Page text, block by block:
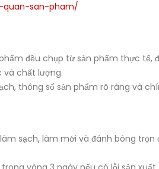
san-pham/
đều chụp từ sản phẩm thực tế,
chất lượng.
thông số sản phẩm rõ ràng và
sạch, làm mới và đánh bóng